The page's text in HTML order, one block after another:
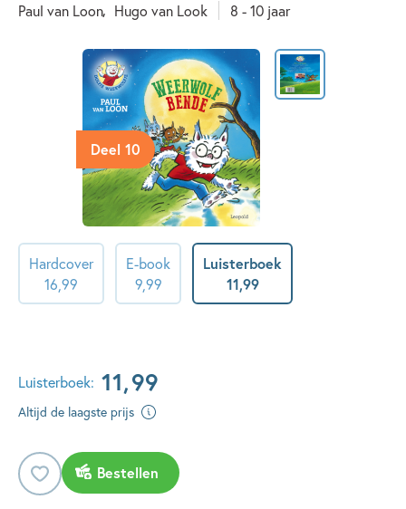
Paul van Loon Hugo van Look 8 - 10 jaar
Deel 10
Hardcover
16,99
E-book
9,99
Luisterboek
11,99
Luisterboek: 11,99
Altijd de laagste prijs
Bestellen